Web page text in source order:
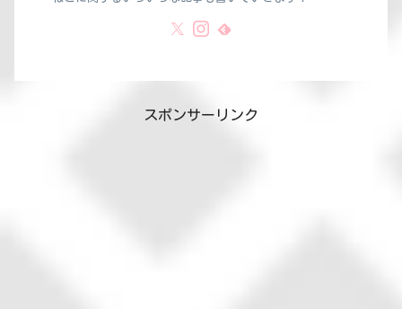
スポンサーリンク